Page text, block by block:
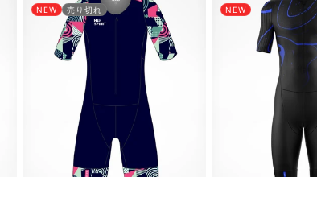
NEW 売り切れ NEW